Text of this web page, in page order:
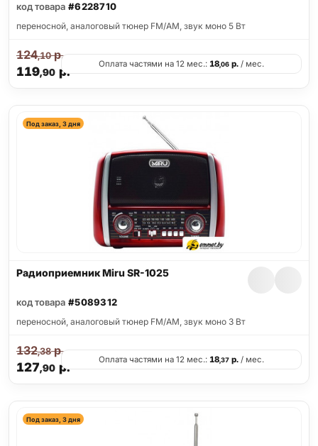
код товара #6228710
переносной, аналоговый тюнер FM/AM, звук моно 5 Вт
119,90р.
124,10р.
Оплата частями на 12 мес.: 18,06 р. / мес.
Под заказ, 3 дня
Радиоприемник Miru SR-1025
код товара #5089312
переносной, аналоговый тюнер FM/AM, звук моно 3 Вт
127,90р.
132,38р.
Оплата частями на 12 мес.: 18,37 р. / мес.
Под заказ, 3 дня